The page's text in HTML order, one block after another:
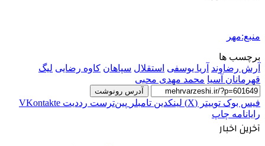
منبع:مهر
برچسب ها
آرش رضاوند آریا یوسفی استقلال سپاهان کاوه رضایی لیگ
قهرمانان آسیا محمد مهدی محبی
آدرس رونوشت
فیس بوک توییتر (X) لینکدین ‫تامبلر ‫پین‌ترست ‫رددیت ‫VKontakte
رایانامه چاپ
آخرین اخبار